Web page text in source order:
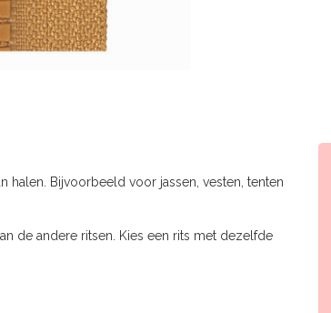
halen. Bijvoorbeeld voor jassen, vesten, tenten
de andere ritsen. Kies een rits met dezelfde